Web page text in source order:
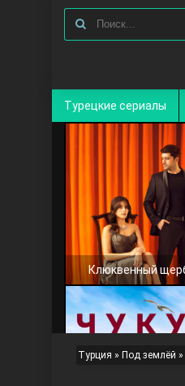
Турецкие сериалы
Клюквенный
Турция » Под землёй »